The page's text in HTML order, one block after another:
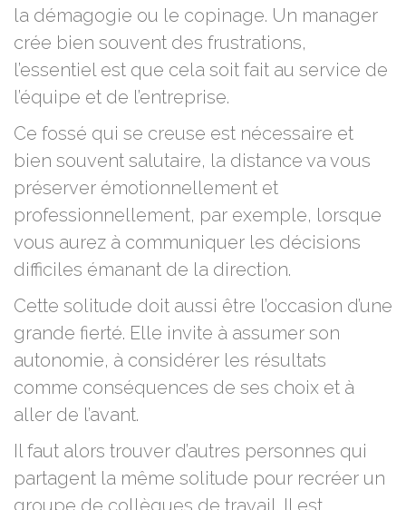
la démagogie ou le copinage. Un manager
crée bien souvent des frustrations,
l’essentiel est que cela soit fait au service de
l’équipe et de l’entreprise.
Ce fossé qui se creuse est nécessaire et
bien souvent salutaire, la distance va vous
préserver émotionnellement et
professionnellement, par exemple, lorsque
vous aurez à communiquer les décisions
difficiles émanant de la direction.
Cette solitude doit aussi être l’occasion d’une
grande fierté. Elle invite à assumer son
autonomie, à considérer les résultats
comme conséquences de ses choix et à
aller de l’avant.
Il faut alors trouver d’autres personnes qui
partagent la même solitude pour recréer un
groupe de collègues de travail. Il est